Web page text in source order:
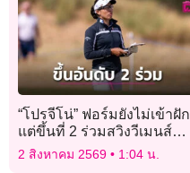
“โปรจีโน่” ฟอร์มยังไม่เข้าฝัก
แต่ขึ้นที่ 2 ร่วมสวิงวีเมนส์
โอเพ่น
2 สิงหาคม 2569 1:04 น.